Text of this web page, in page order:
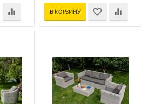
В КОРЗИНУ